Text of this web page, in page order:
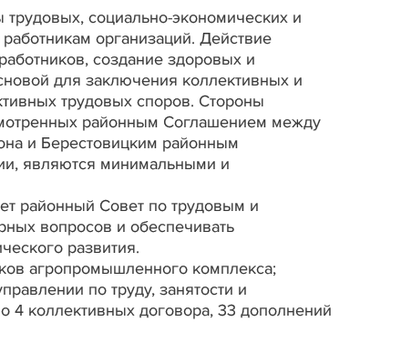
социально-экономических и
организаций. Действие
создание здоровых и
для заключения коллективных и
трудовых споров. Стороны
районным Соглашением между
и Берестовицким районным
являются минимальными и
районный Совет по трудовым и
вопросов и обеспечивать
развития.
агропромышленного комплекса;
по труду, занятости и
4 коллективных договора, 33 дополнений